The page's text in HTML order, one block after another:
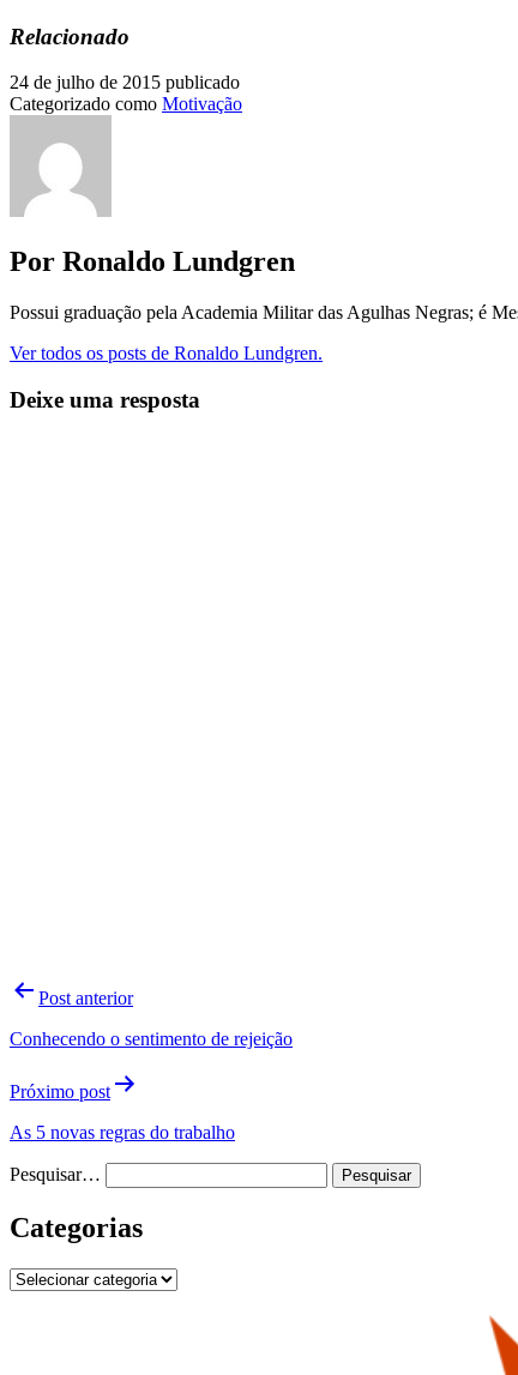
Relacionado
24 de julho de 2015 publicado
Categorizado como Motivação
Por Ronaldo Lundgren
Possui graduação pela Academia Militar das Agulhas Negras; é
Ver todos os posts de Ronaldo Lundgren.
Deixe uma resposta
Navegação
Post
Post anterior
Conhecendo o sentimento de rejeição
Próximo post
As 5 novas regras do trabalho
Pesquisar…
Categorias
Categorias